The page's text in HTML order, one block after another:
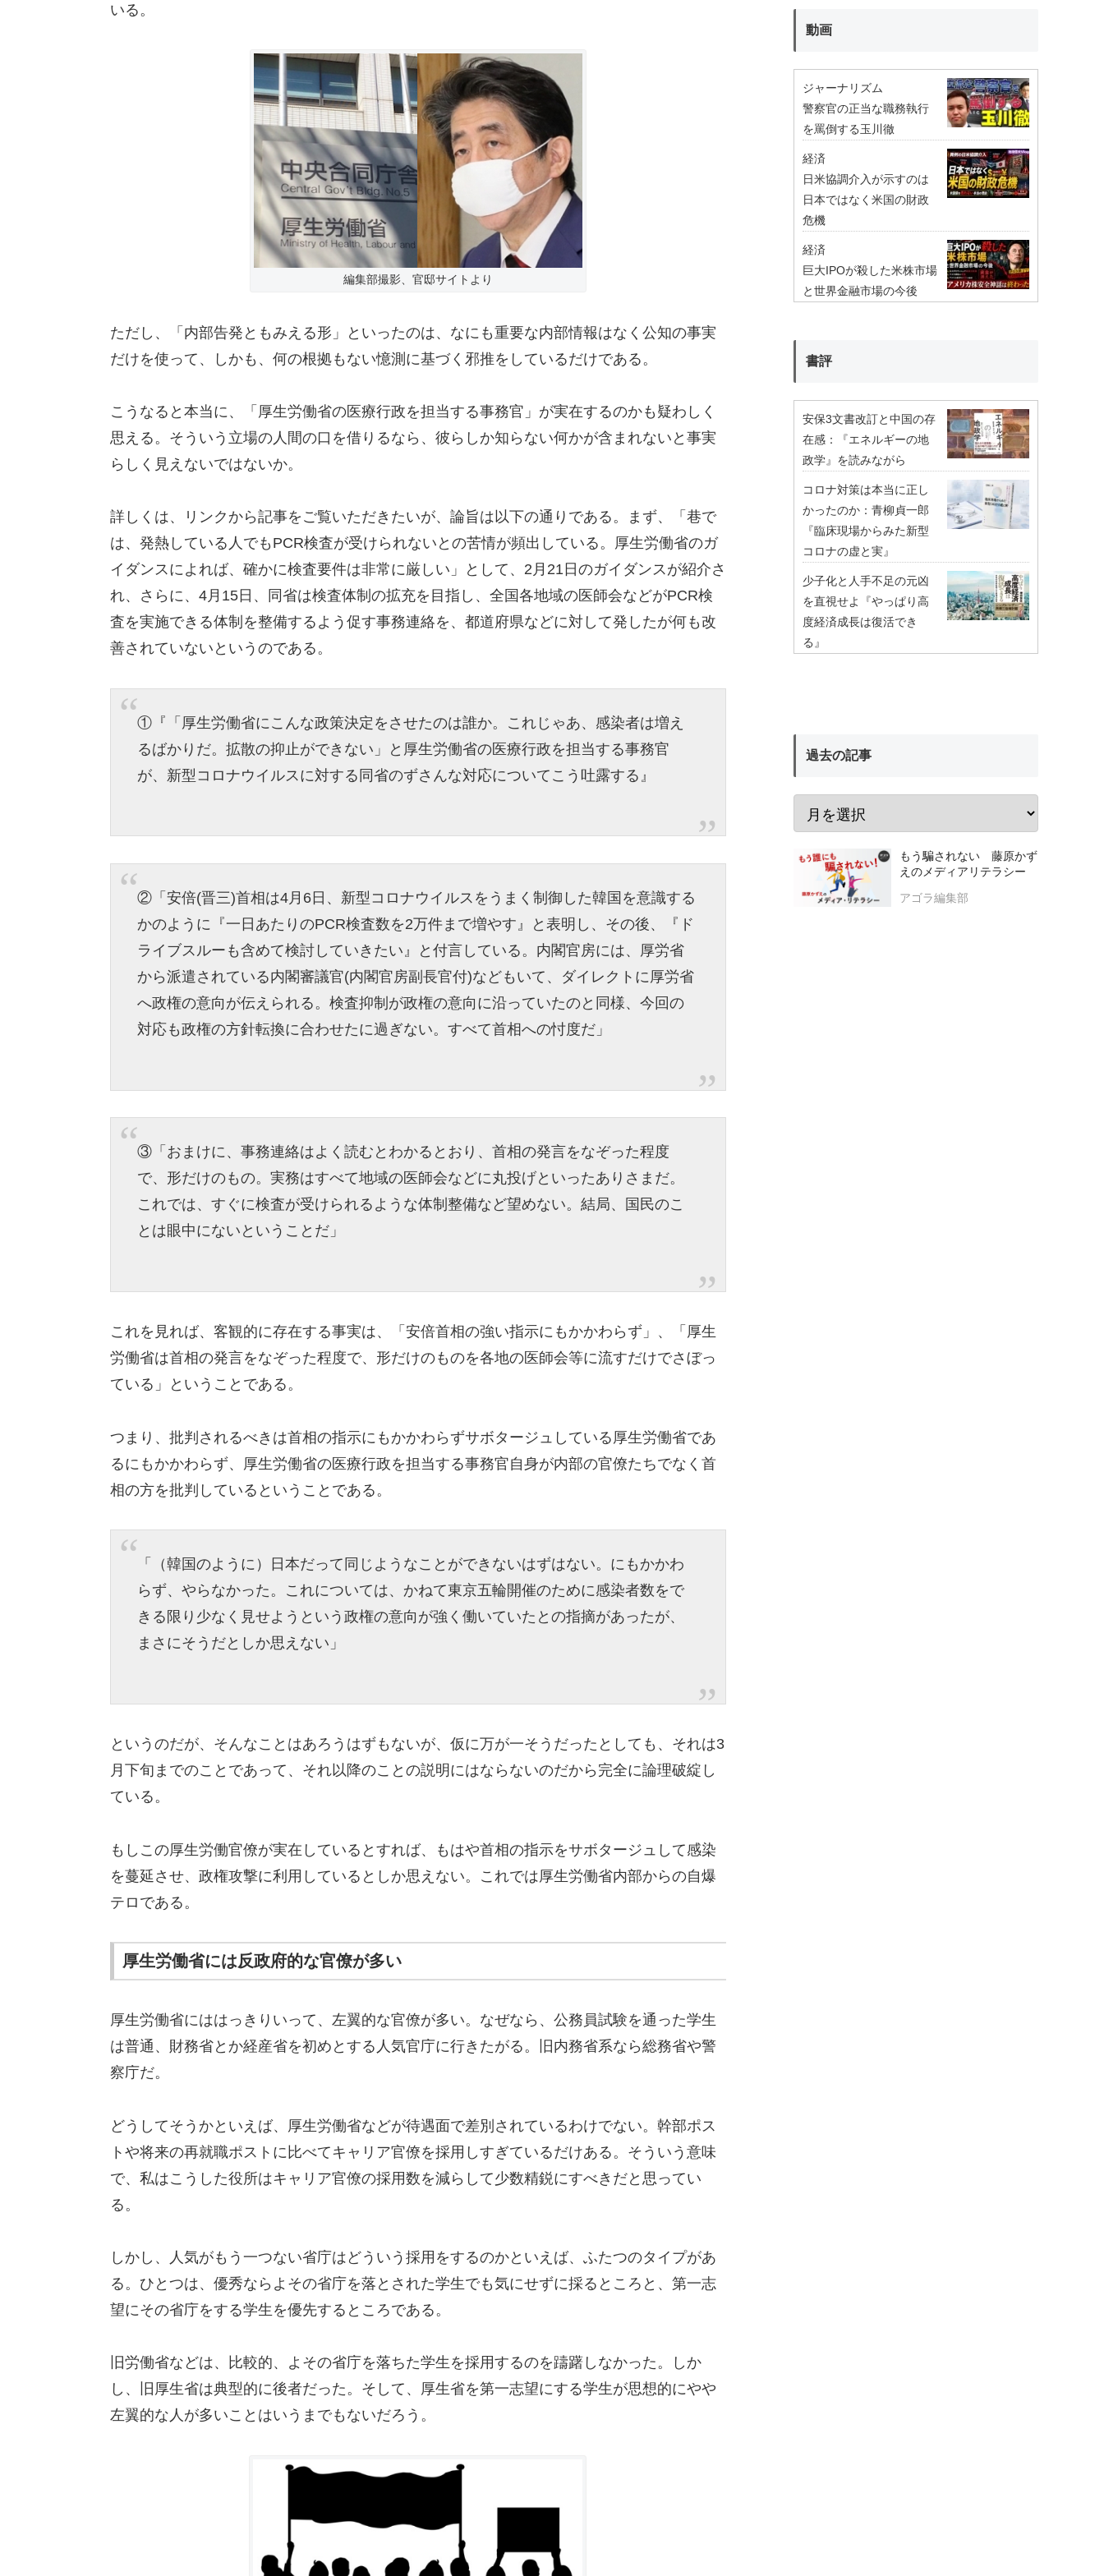
いる。
編集部撮影、官邸サイトより
ただし、「内部告発ともみえる形」といったのは、なにも重要な内部情報はなく公知の事実
だけを使って、しかも、何の根拠もない憶測に基づく邪推をしているだけである。
こうなると本当に、「厚生労働省の医療行政を担当する事務官」が実在するのかも疑わしく
思える。そういう立場の人間の口を借りるなら、彼らしか知らない何かが含まれないと事実
らしく見えないではないか。
詳しくは、リンクから記事をご覧いただきたいが、論旨は以下の通りである。まず、「巷で
は、発熱している人でもPCR検査が受けられないとの苦情が頻出している。厚生労働省のガ
イダンスによれば、確かに検査要件は非常に厳しい」として、2月21日のガイダンスが紹介さ
れ、さらに、4月15日、同省は検査体制の拡充を目指し、全国各地域の医師会などがPCR検
査を実施できる体制を整備するよう促す事務連絡を、都道府県などに対して発したが何も改
善されていないというのである。
①『「厚生労働省にこんな政策決定をさせたのは誰か。これじゃあ、感染者は増え
るばかりだ。拡散の抑止ができない」と厚生労働省の医療行政を担当する事務官
が、新型コロナウイルスに対する同省のずさんな対応についてこう吐露する』
②「安倍(晋三)首相は4月6日、新型コロナウイルスをうまく制御した韓国を意識する
かのように『一日あたりのPCR検査数を2万件まで増やす』と表明し、その後、『ド
ライブスルーも含めて検討していきたい』と付言している。内閣官房には、厚労省
から派遣されている内閣審議官(内閣官房副長官付)などもいて、ダイレクトに厚労省
へ政権の意向が伝えられる。検査抑制が政権の意向に沿っていたのと同様、今回の
対応も政権の方針転換に合わせたに過ぎない。すべて首相への忖度だ」
③「おまけに、事務連絡はよく読むとわかるとおり、首相の発言をなぞった程度
で、形だけのもの。実務はすべて地域の医師会などに丸投げといったありさまだ。
これでは、すぐに検査が受けられるような体制整備など望めない。結局、国民のこ
とは眼中にないということだ」
これを見れば、客観的に存在する事実は、「安倍首相の強い指示にもかかわらず」、「厚生
労働省は首相の発言をなぞった程度で、形だけのものを各地の医師会等に流すだけでさぼっ
ている」ということである。
つまり、批判されるべきは首相の指示にもかかわらずサボタージュしている厚生労働省であ
るにもかかわらず、厚生労働省の医療行政を担当する事務官自身が内部の官僚たちでなく首
相の方を批判しているということである。
「（韓国のように）日本だって同じようなことができないはずはない。にもかかわ
らず、やらなかった。これについては、かねて東京五輪開催のために感染者数をで
きる限り少なく見せようという政権の意向が強く働いていたとの指摘があったが、
まさにそうだとしか思えない」
というのだが、そんなことはあろうはずもないが、仮に万が一そうだったとしても、それは3
月下旬までのことであって、それ以降のことの説明にはならないのだから完全に論理破綻し
ている。
もしこの厚生労働官僚が実在しているとすれば、もはや首相の指示をサボタージュして感染
を蔓延させ、政権攻撃に利用しているとしか思えない。これでは厚生労働省内部からの自爆
テロである。
厚生労働省には反政府的な官僚が多い
厚生労働省にははっきりいって、左翼的な官僚が多い。なぜなら、公務員試験を通った学生
は普通、財務省とか経産省を初めとする人気官庁に行きたがる。旧内務省系なら総務省や警
察庁だ。
どうしてそうかといえば、厚生労働省などが待遇面で差別されているわけでない。幹部ポス
トや将来の再就職ポストに比べてキャリア官僚を採用しすぎているだけある。そういう意味
で、私はこうした役所はキャリア官僚の採用数を減らして少数精鋭にすべきだと思ってい
る。
しかし、人気がもう一つない省庁はどういう採用をするのかといえば、ふたつのタイプがあ
る。ひとつは、優秀ならよその省庁を落とされた学生でも気にせずに採るところと、第一志
望にその省庁をする学生を優先するところである。
旧労働省などは、比較的、よその省庁を落ちた学生を採用するのを躊躇しなかった。しか
し、旧厚生省は典型的に後者だった。そして、厚生省を第一志望にする学生が思想的にやや
左翼的な人が多いことはいうまでもないだろう。
動画
ジャーナリズム
警察官の正当な職務執行
を罵倒する玉川徹
経済
日米協調介入が示すのは
日本ではなく米国の財政
危機
経済
巨大IPOが殺した米株市場
と世界金融市場の今後
書評
安保3文書改訂と中国の存
在感：『エネルギーの地
政学』を読みながら
コロナ対策は本当に正し
かったのか：青柳貞一郎
『臨床現場からみた新型
コロナの虚と実』
少子化と人手不足の元凶
を直視せよ『やっぱり高
度経済成長は復活でき
る』
過去の記事
もう騙されない 藤原かず
えのメディアリテラシー
アゴラ編集部